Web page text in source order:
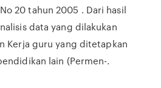
20 tahun 2005 . Dari hasil
data yang dilakukan
Kerja guru yang ditetapkan
lain (Permen-.